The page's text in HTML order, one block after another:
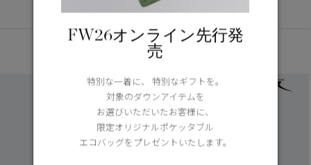
DETAIL
あなたへのおすすめ
FW26オンライン先行発
売
特別な一着に、 特別なギフトを。
対象のダウンアイテムを
お選びいただいたお客様に、
限定オリジナルポケッタブル
エコバッグをプレゼントいたします。